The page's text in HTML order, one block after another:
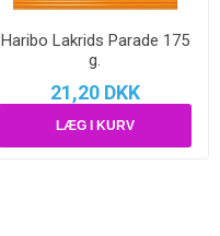
Haribo Lakrids Parade 175
g.
21,20 DKK